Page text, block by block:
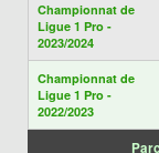
Championnat de
Ligue 1 Pro -
2023/2024
Championnat de
Ligue 1 Pro -
2022/2023